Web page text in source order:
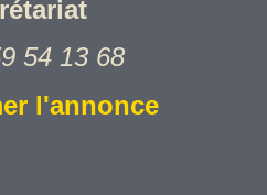
54 13 68Appelez-
l'annonce